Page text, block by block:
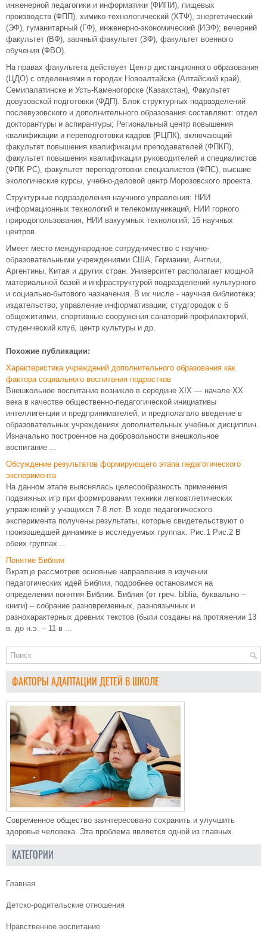
инженерной педагогики и информатики (ФИПИ), пищевых
производств (ФПП), химико-технологический (ХТФ), энергетический
(ЭФ), гуманитарный (ГФ), инженерно-экономический (ИЭФ); вечерний
факультет (ВФ), заочный факультет (ЗФ), факультет военного
обучения (ФВО).
На правах факультета действует Центр дистанционного образования
(ЦДО) с отделениями в городах Новоалтайске (Алтайский край),
Семипалатинске и Усть-Каменогорске (Казахстан), Факультет
довузовской подготовки (ФДП). Блок структурных подразделений
послевузовского и дополнительного образования составляют: отдел
докторантуры и аспирантуры; Региональный центр повышения
квалификации и переподготовки кадров (РЦПК), включающий
факультет повышения квалификации преподавателей (ФПКП),
факультет повышения квалификации руководителей и специалистов
(ФПК РС), факультет переподготовки специалистов (ФПС), высшие
экологические курсы, учебно-деловой центр Морозовского проекта.
Структурные подразделения научного управления: НИИ
информационных технологий и телекоммуникаций, НИИ горного
природопользования, НИИ вакуумных технологий; 16 научных
центров.
Имеет место международное сотрудничество с научно-
образовательными учреждениями США, Германии, Англии,
Аргентины, Китая и других стран. Университет располагает мощной
материальной базой и инфраструктурой подразделений культурного
и социально-бытового назначения. В их числе - научная библиотека;
издательство; управление информатизации; студгородок с 6
общежитиями, спортивные сооружения санаторий-профилакторий,
студенческий клуб, центр культуры и др.
Похожие публикации:
Характеристика учреждений дополнительного образования как
фактора социального воспитания подростков
Внешкольное воспитание возникло в середине XIX — начале ХХ
века в качестве общественно-педагогической инициативы
интеллигенции и предпринимателей, и предполагало введение в
образовательных учреждениях дополнительных учебных дисциплин.
Изначально построенное на добровольности внешкольное
воспитание ...
Обсуждение результатов формирующего этапа педагогического
эксперимента
На данном этапе выяснялась целесообразность применения
подвижных игр при формировании техники легкоатлетических
упражнений у учащихся 7-8 лет. В ходе педагогического
эксперимента получены результаты, которые свидетельствуют о
произошедшей динамике в исследуемых группах. Рис.1 Рис.2 В
обеих группах ...
Понятие Библии
Вкратце рассмотрев основные направления в изучении
педагогических идей Библии, подробнее остановимся на
определении понятия Библии. Библия (от греч. biblia, буквально –
книги) – собрание разновременных, разноязычных и
разнохарактерных древних текстов (были созданы на протяжении 13
в. до н.э. – 11 в ...
ФАКТОРЫ АДАПТАЦИИ ДЕТЕЙ В ШКОЛЕ
Современное общество заинтересовано сохранить и улучшить
здоровье человека. Эта проблема является одной из главных.
КАТЕГОРИИ
Главная
Детско-родительские отношения
Нравственное воспитание